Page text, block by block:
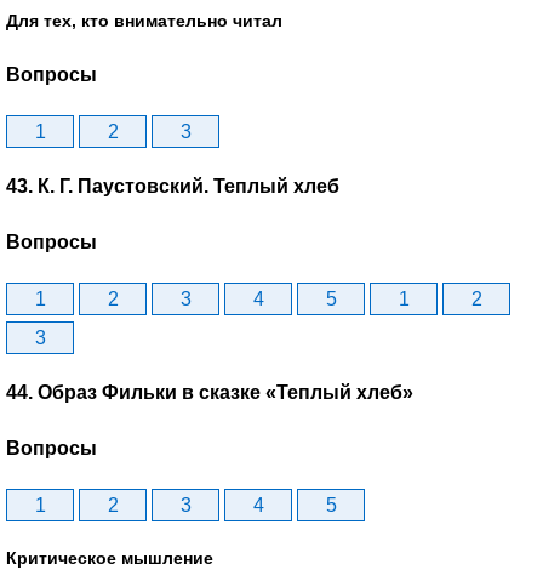
Для тех, кто внимательно читал
Вопросы
1 2 3
43. К. Г. Паустовский. Теплый хлеб
Вопросы
1 2 3 4 5 1
2
3
44. Образ Фильки в сказке «Теплый хлеб»
Вопросы
1 2 3 4 5
Критическое мышление